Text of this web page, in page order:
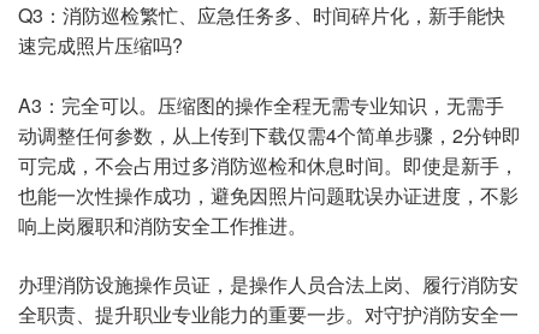
Q3：消防巡检繁忙、应急任务多、时间碎片化，新手能快
速完成照片压缩吗?
A3：完全可以。压缩图的操作全程无需专业知识，无需手
动调整任何参数，从上传到下载仅需4个简单步骤，2分钟即
可完成，不会占用过多消防巡检和休息时间。即使是新手，
也能一次性操作成功，避免因照片问题耽误办证进度，不影
响上岗履职和消防安全工作推进。
办理消防设施操作员证，是操作人员合法上岗、履行消防安
全职责、提升职业专业能力的重要一步。对守护消防安全一